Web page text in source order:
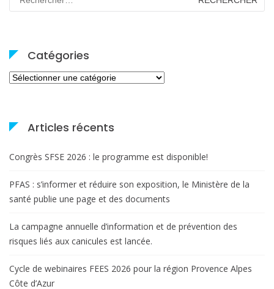
Catégories
Catégories
Articles récents
Congrès SFSE 2026 : le programme est disponible!
PFAS : s’informer et réduire son exposition, le Ministère de la
santé publie une page et des documents
La campagne annuelle d’information et de prévention des
risques liés aux canicules est lancée.
Cycle de webinaires FEES 2026 pour la région Provence Alpes
Côte d’Azur